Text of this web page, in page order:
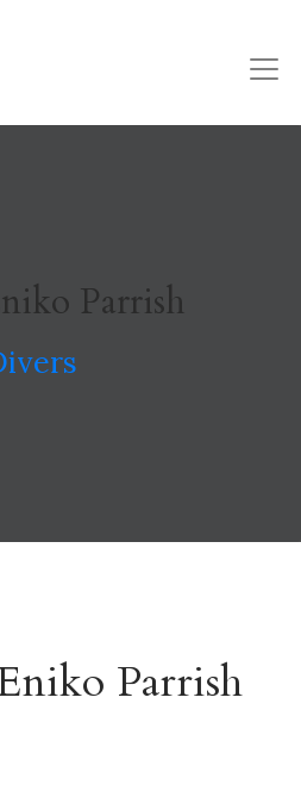
Parrish
Parrish